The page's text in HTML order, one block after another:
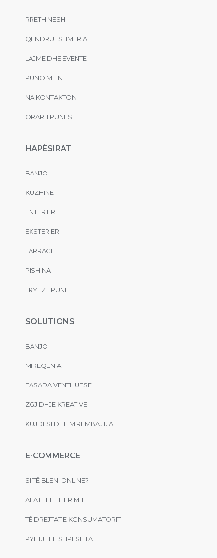
RRETH NESH
QËNDRUESHMËRIA
LAJME DHE EVENTE
PUNO ME NE
NA KONTAKTONI
ORARI I PUNËS
HAPËSIRAT
BANJO
KUZHINË
ENTERIER
EKSTERIER
TARRACË
PISHINA
TRYEZË PUNE
SOLUTIONS
BANJO
MIRËQENIA
FASADA VENTILUESE
ZGJIDHJE KREATIVE
KUJDESI DHE MIRËMBAJTJA
E-COMMERCE
SI TË BLENI ONLINE?
AFATET E LIFERIMIT
TË DREJTAT E KONSUMATORIT
PYETJET E SHPESHTA